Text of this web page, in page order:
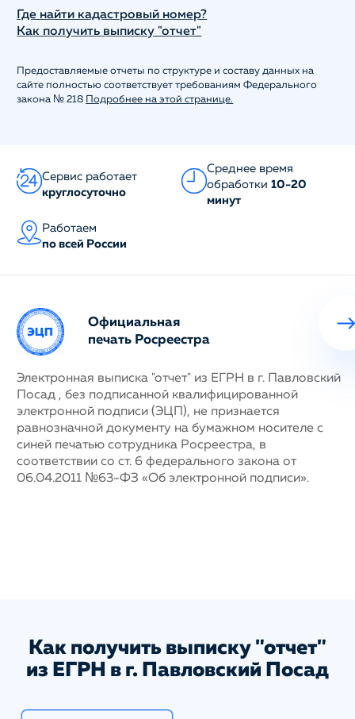
Где найти кадастровый номер?
Как получить выписку "отчет"
Предоставляемые отчеты по структуре и составу данных на
сайте полностью соответствует требованиям Федерального
закона № 218 Подробнее на этой странице.
Сервис работает
круглосуточно
Среднее время
обработки 10-20
минут
Работаем
по всей России
Официальная
печать Росреестра
Электронная выписка "отчет" из ЕГРН в г. Павловский
Посад , без подписанной квалифицированной
электронной подписи (ЭЦП), не признается
равнозначной документу на бумажном носителе с
синей печатью сотрудника Росреестра, в
соответствии со ст. 6 федерального закона от
06.04.2011 №63-ФЗ «Об электронной подписи».
Как получить выписку "отчет"
из ЕГРН в г. Павловский Посад